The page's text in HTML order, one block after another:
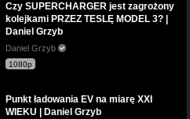
Czy SUPERCHARGER jest zagrożony
kolejkami PRZEZ TESLĘ MODEL 3? |
Daniel Grzyb
Daniel Grzyb
1080p
Punkt ładowania EV na miarę XXI
WIEKU | Daniel Grzyb